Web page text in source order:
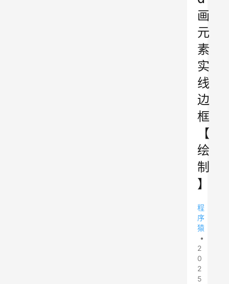
画
元
素
实
线
边
框
【
绘
制
】
程
序
猿
•
2
0
2
5